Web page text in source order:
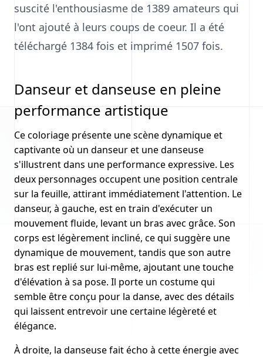
suscité l'enthousiasme de 1389 amateurs qui
l'ont ajouté à leurs coups de coeur. Il a été
téléchargé 1384 fois et imprimé 1507 fois.
Danseur et danseuse en pleine
performance artistique
Ce coloriage présente une scène dynamique et
captivante où un danseur et une danseuse
s'illustrent dans une performance expressive. Les
deux personnages occupent une position centrale
sur la feuille, attirant immédiatement l'attention. Le
danseur, à gauche, est en train d'exécuter un
mouvement fluide, levant un bras avec grâce. Son
corps est légèrement incliné, ce qui suggère une
dynamique de mouvement, tandis que son autre
bras est replié sur lui-même, ajoutant une touche
d'élévation à sa pose. Il porte un costume qui
semble être conçu pour la danse, avec des détails
qui laissent entrevoir une certaine légèreté et
élégance.
À droite, la danseuse fait écho à cette énergie avec